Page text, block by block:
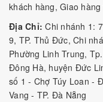
khách hàng, Giao
Địa Chỉ: Chi nhánh 1:
9, TP. Thủ Đức, Chi
Phường Linh Trung,
Đông Hà, huyện Đức
số 1 - Chợ Túy Loan -
Vang - TP. Đà Nẵng